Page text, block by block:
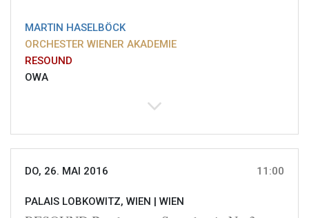
MARTIN HASELBÖCK
ORCHESTER WIENER AKADEMIE
RESOUND
OWA
DO, 26. MAI 2016 11:00
PALAIS LOBKOWITZ, WIEN | WIEN